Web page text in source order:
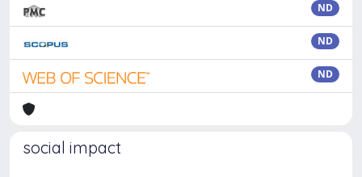
ND
ND
ND
social impact